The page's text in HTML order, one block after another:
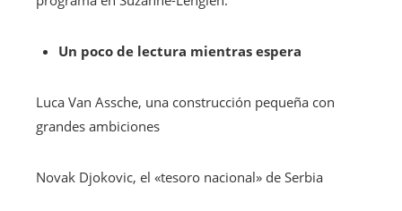
Un poco de lectura mientras espera
Luca Van Assche, una construcción pequeña con
grandes ambiciones
Novak Djokovic, el «tesoro nacional» de Serbia